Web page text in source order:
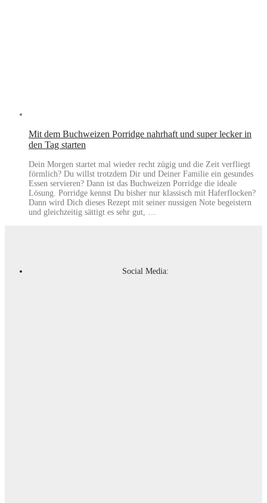
Mit dem Buchweizen Porridge nahrhaft und super lecker in
den Tag starten
Dein Morgen startet mal wieder recht zügig und die Zeit verfliegt
förmlich? Du willst trotzdem Dir und Deiner Familie ein gesundes
Essen servieren? Dann ist das Buchweizen Porridge die ideale
Lösung. Porridge kennst Du bisher nur klassisch mit Haferflocken?
Dann wird Dich dieses Rezept mit seiner nussigen Note begeistern
und gleichzeitig sättigt es sehr gut, …
Social Media: